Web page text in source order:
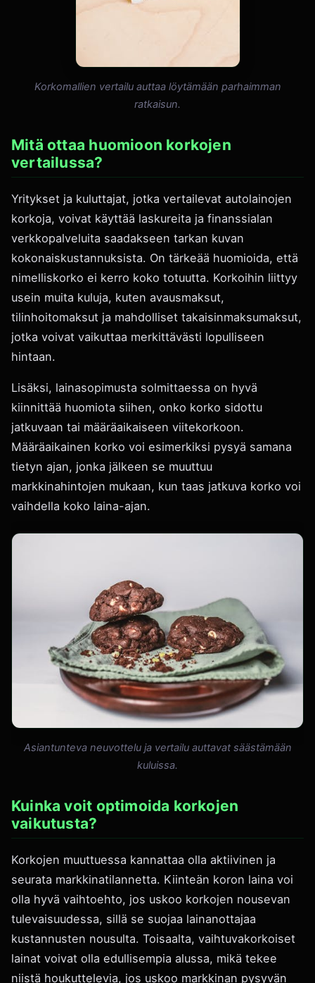
Korkomallien vertailu auttaa löytämään parhaimman
ratkaisun.
Mitä ottaa huomioon korkojen
vertailussa?
Yritykset ja kuluttajat, jotka vertailevat autolainojen
korkoja, voivat käyttää laskureita ja finanssialan
verkkopalveluita saadakseen tarkan kuvan
kokonaiskustannuksista. On tärkeää huomioida, että
nimelliskorko ei kerro koko totuutta. Korkoihin liittyy
usein muita kuluja, kuten avausmaksut,
tilinhoitomaksut ja mahdolliset takaisinmaksumaksut,
jotka voivat vaikuttaa merkittävästi lopulliseen
hintaan.
Lisäksi, lainasopimusta solmittaessa on hyvä
kiinnittää huomiota siihen, onko korko sidottu
jatkuvaan tai määräaikaiseen viitekorkoon.
Määräaikainen korko voi esimerkiksi pysyä samana
tietyn ajan, jonka jälkeen se muuttuu
markkinahintojen mukaan, kun taas jatkuva korko voi
vaihdella koko laina-ajan.
Asiantunteva neuvottelu ja vertailu auttavat säästämään
kuluissa.
Kuinka voit optimoida korkojen
vaikutusta?
Korkojen muuttuessa kannattaa olla aktiivinen ja
seurata markkinatilannetta. Kiinteän koron laina voi
olla hyvä vaihtoehto, jos uskoo korkojen nousevan
tulevaisuudessa, sillä se suojaa lainanottajaa
kustannusten nousulta. Toisaalta, vaihtuvakorkoiset
lainat voivat olla edullisempia alussa, mikä tekee
niistä houkuttelevia, jos uskoo markkinan pysyvän